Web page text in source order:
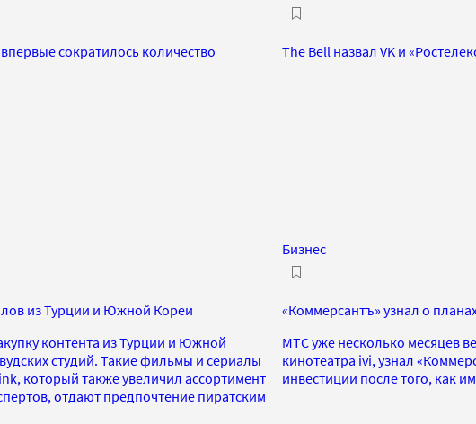
сократилось количество
The Bell назвал VK и
из Турции и Южной Кореи
контента из Турции и Южной
студий. Такие фильмы и сериалы
который также увеличил ассортимент
отдают предпочтение пиратским
Бизнес
«Коммерсантъ» узнал о
МТС уже несколько месяцев
кинотеатра ivi, узнал
инвестиции после того, как